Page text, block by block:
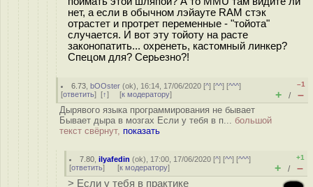
нет, а если в обычном лэйауте RAM стэк
отрастет и протрет переменные - "тойота"
случается. И вот эту тойоту на расте
законопатить... охренеть, кастомный линкер?
Спецом для? Серьезно?!
6.73 ,bOOster (ok), 16:14, 17/06/2020 [^] [^^] [^^^]
[ответить] [↑] [к модератору]
–1
+ / –
Дырявого языка программирования не бывает
Бывает дыра в мозгах Если у тебя в п... большой
текст свёрнут, показать
7.80 ,ilyafedin (ok), 17:00, 17/06/2020 [^] [^^] [^^^]
[ответить] [к модератору]
+1
+ / –
> Если у тебя в практике